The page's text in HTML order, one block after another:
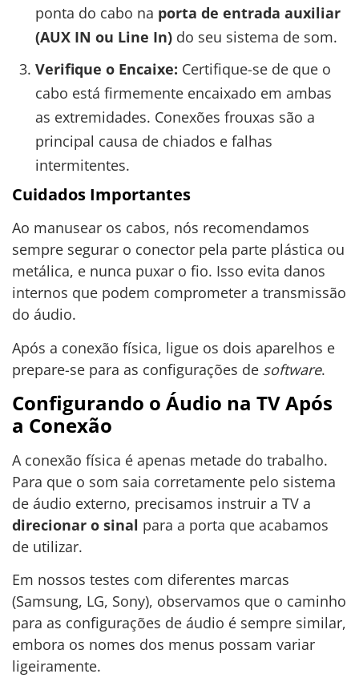
ponta do cabo na porta de entrada auxiliar
(AUX IN ou Line In)do seu sistema de som.
Verifique o Encaixe: Certifique-se de que o
cabo está firmemente encaixado em ambas
as extremidades. Conexões frouxas são a
principal causa de chiados e falhas
intermitentes.
Cuidados Importantes
Ao manusear os cabos, nós recomendamos
sempre segurar o conector pela parte plástica ou
metálica, e nunca puxar o fio. Isso evita danos
internos que podem comprometer a transmissão
do áudio.
Após a conexão física, ligue os dois aparelhos e
prepare-se para as configurações de software.
Configurando o Áudio na TV Após
a Conexão
A conexão física é apenas metade do trabalho.
Para que o som saia corretamente pelo sistema
de áudio externo, precisamos instruir a TV a
direcionar o sinal para a porta que acabamos
de utilizar.
Em nossos testes com diferentes marcas
(Samsung, LG, Sony), observamos que o caminho
para as configurações de áudio é sempre similar,
embora os nomes dos menus possam variar
ligeiramente.